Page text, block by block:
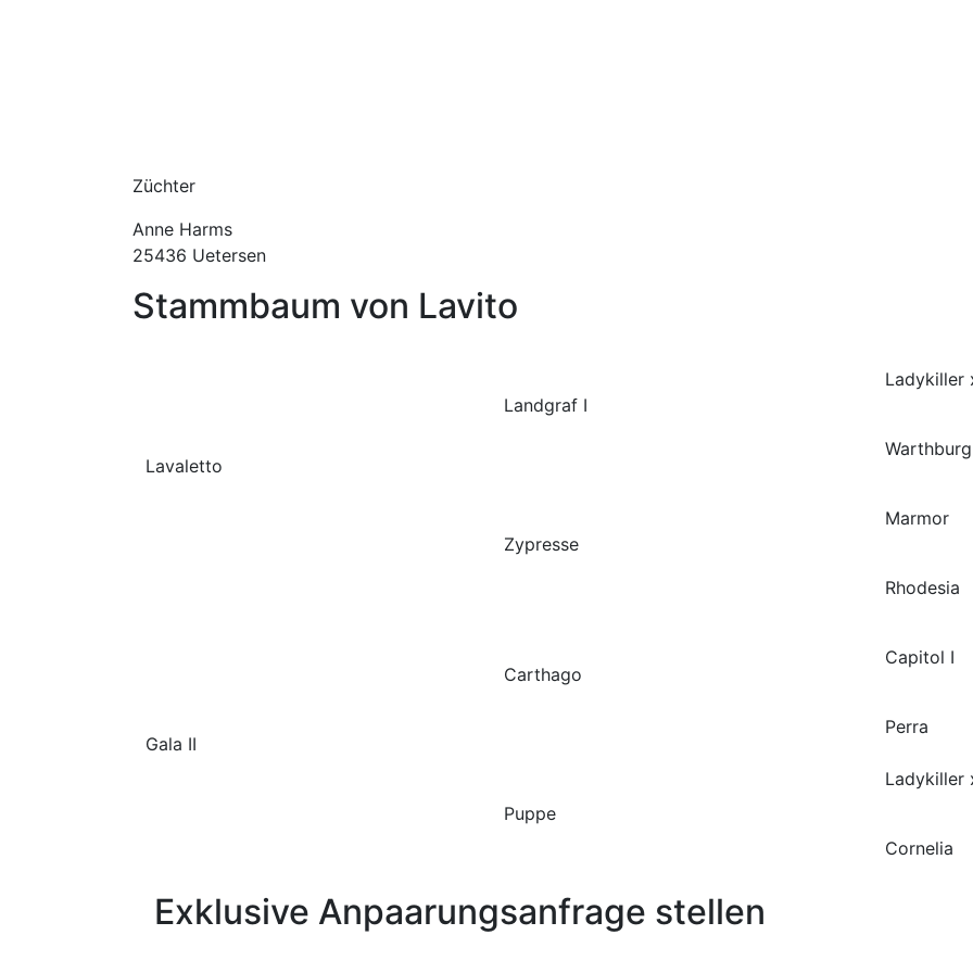
Züchter
Anne Harms
25436 Uetersen
Stammbaum von Lavito
Lavaletto
Landgraf I
Ladykiller
Warthburg
Zypresse
Marmor
Rhodesia
Gala II
Carthago
Capitol I
Perra
Puppe
Ladykiller
Cornelia
Exklusive Anpaarungsanfrage stellen